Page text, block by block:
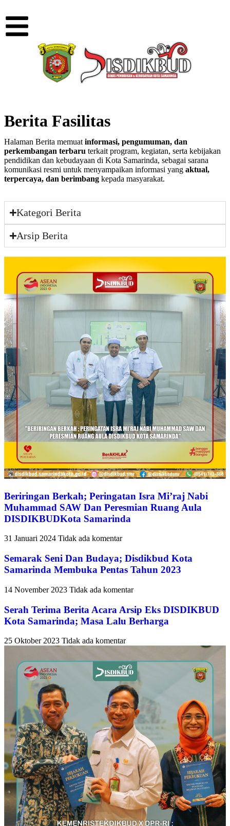
Berita Fasilitas
Halaman Berita memuat informasi, pengumuman, dan
perkembangan terbaru terkait program, kegiatan, serta kebijakan
pendidikan dan kebudayaan di Kota Samarinda, sebagai sarana
komunikasi resmi untuk menyampaikan informasi yang aktual,
terpercaya, dan berimbang kepada masyarakat.
Kategori Berita
Arsip Berita
Beriringan Berkah; Peringatan Isra Mi’raj Nabi
Muhammad SAW Dan Peresmian Ruang Aula
DISDIKBUDKota Samarinda
31 Januari 2024 Tidak ada komentar
Semarak Seni Dan Budaya; Disdikbud Kota
Samarinda Membuka Pentas Tahun 2023
14 November 2023 Tidak ada komentar
Serah Terima Berita Acara Arsip Eks DISDIKBUD
Kota Samarinda; Masa Lalu Berharga
25 Oktober 2023 Tidak ada komentar